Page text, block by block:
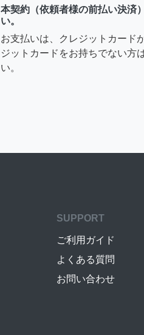
本契約（依頼者様の前払い決済
い。
お支払いは、クレジットカード
ジットカードをお持ちでない方
い。
SUPPORT
ご利用ガイド
よくある質問
お問い合わせ